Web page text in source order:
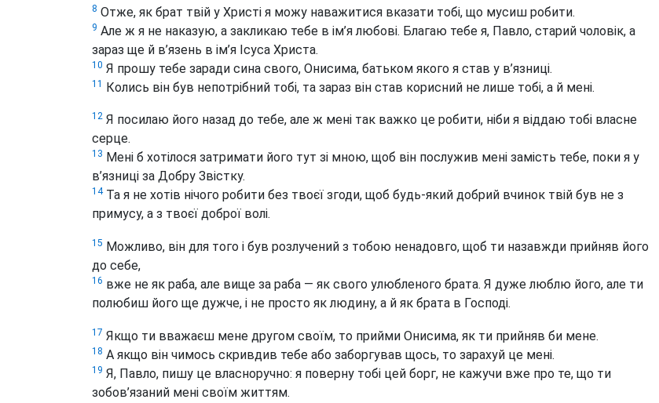
8 Отже, як брат твій у Христі я можу наважитися вказати тобі, що мусиш робити.
9 Але ж я не наказую, а закликаю тебе в ім’я любові. Благаю тебе я, Павло, старий чоловік, а
зараз ще й в’язень в ім’я Ісуса Христа.
10 Я прошу тебе заради сина свого, Онисима, батьком якого я став у в’язниці.
11 Колись він був непотрібний тобі, та зараз він став корисний не лише тобі, а й мені.
12 Я посилаю його назад до тебе, але ж мені так важко це робити, ніби я віддаю тобі власне
серце.
13 Мені б хотілося затримати його тут зі мною, щоб він послужив мені замість тебе, поки я у
в’язниці за Добру Звістку.
14Та я не хотів нічого робити без твоєї згоди, щоб будь-який добрий вчинок твій був не з
примусу, а з твоєї доброї волі.
15 Можливо, він для того і був розлучений з тобою ненадовго, щоб ти назавжди прийняв його
до себе,
16 вже не як раба, але вище за раба — як свого улюбленого брата. Я дуже люблю його, але ти
полюбиш його ще дужче, і не просто як людину, а й як брата в Господі.
17 Якщо ти вважаєш мене другом своїм, то прийми Онисима, як ти прийняв би мене.
18 А якщо він чимось скривдив тебе або заборгував щось, то зарахуй це мені.
19 Я, Павло, пишу це власноручно: я поверну тобі цей борг, не кажучи вже про те, що ти
зобов’язаний мені своїм життям.